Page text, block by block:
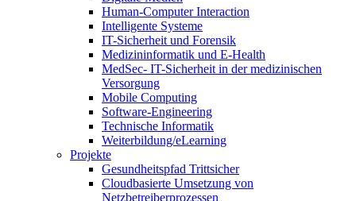
Human-Computer Interaction
Intelligente Systeme
IT-Sicherheit und Forensik
Medizininformatik und E-Health
MedSec- IT-Sicherheit in der medizinischen
Versorgung
Mobile Computing
Software-Engineering
Technische Informatik
Weiterbildung/eLearning
Projekte
Gesundheitspfad Trittsicher
Cloudbasierte Umsetzung von
Netzbetreiberprozessen